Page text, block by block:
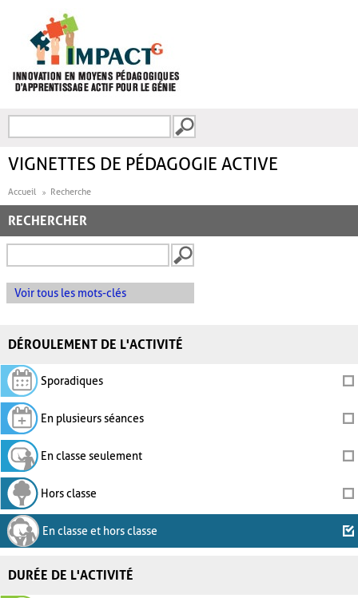
FORMULAIRE DE
VIGNETTES DE PÉDAGOGIE ACTIVE
Accueil Recherche
RECHERCHER
Voir tous les mots-clés
DÉROULEMENT DE L'ACTIVITÉ
Sporadiques
En plusieurs séances
En classe seulement
Hors classe
En classe et hors classe
DURÉE DE L'ACTIVITÉ